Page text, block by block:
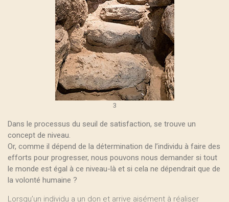
3
Dans le processus du seuil de satisfaction, se trouve un
concept de niveau.
Or, comme il dépend de la détermination de l’individu à faire des
efforts pour progresser, nous pouvons nous demander si tout
le monde est égal à ce niveau-là et si cela ne dépendrait que de
la volonté humaine ?
Lorsqu’un individu a un don et arrive aisément à réaliser